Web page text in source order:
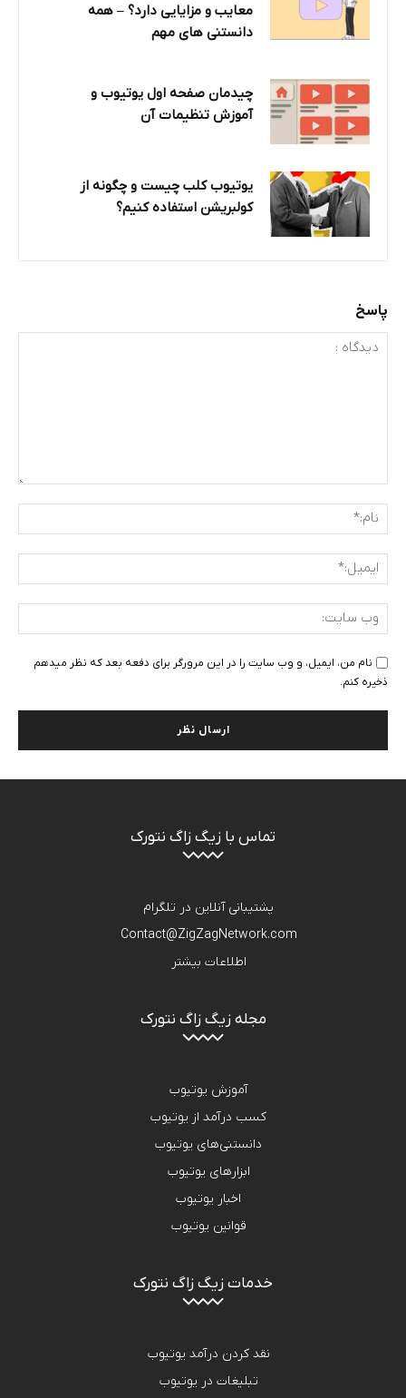
معایب و مزایایی دارد؟‌ – همه
دانستنی های مهم
چیدمان صفحه اول یوتیوب و
آموزش تنظیمات آن
یوتیوب کلب چیست و چگونه از
کولبریشن استفاده کنیم؟
پاسخ
نام من، ایمیل، و وب سایت را در این مرورگر برای دفعه بعد که نظر میدهم
ذخیره کنم.
تماس با زیگ زاگ نتورک
پشتیبانی آنلاین در تلگرام
Contact@ZigZagNetwork.com
اطلاعات بیشتر
مجله زیگ زاگ نتورک
آموزش یوتیوب
کسب درآمد از یوتیوب
دانستنی‌های یوتیوب
ابزارهای یوتیوب
اخبار یوتیوب
قوانین یوتیوب
خدمات زیگ زاگ نتورک
نقد کردن درآمد یوتیوب
تبلیغات در یوتیوب